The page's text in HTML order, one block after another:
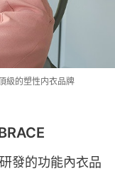
級的塑性内衣品牌
發的功能內衣品